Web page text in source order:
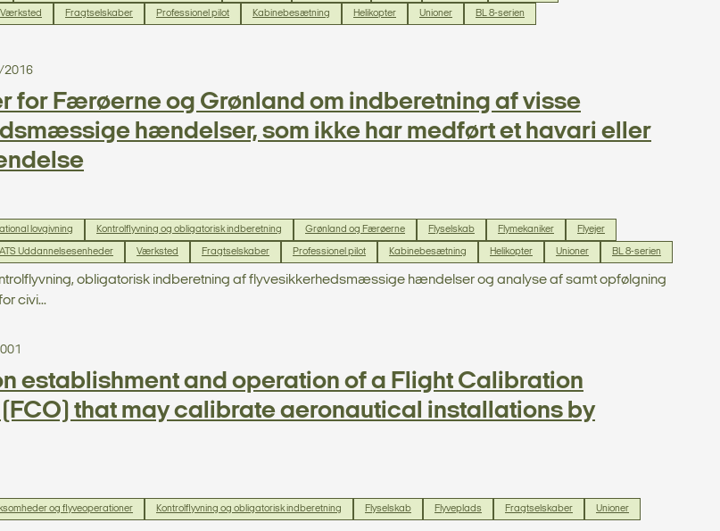
Værksted Fragtselskaber Professionel pilot Kabinebesætning Helikopter Unioner BL 8-serien
2016
for Færøerne og Grønland om indberetning af visse
hændelser, som ikke har medført et havari eller
lovgivning Kontrolflyvning og obligatorisk indberetning Grønland og Færøerne Flyselskab Flymekaniker Flyejer
ATS Uddannelsesenheder Værksted Fragtselskaber Professionel pilot Kabinebesætning Helikopter Unioner BL 8-serien
obligatorisk indberetning af flyvesikkerhedsmæssige hændelser og analyse af samt opfølgning
civi...
establishment and operation of a Flight Calibration
that may calibrate aeronautical installations by
og flyveoperationer Kontrolflyvning og obligatorisk indberetning Flyselskab Flyveplads Fragtselskaber Unioner